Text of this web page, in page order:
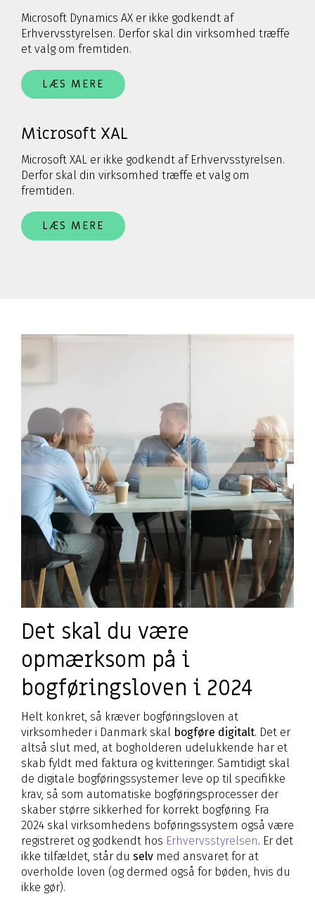
Microsoft Dynamics AX er ikke godkendt af
Erhvervsstyrelsen. Derfor skal din virksomhed træffe
et valg om fremtiden.
LÆS MERE
Microsoft XAL
Microsoft XAL er ikke godkendt af Erhvervsstyrelsen.
Derfor skal din virksomhed træffe et valg om
fremtiden.
LÆS MERE
Det skal du være
opmærksom på i
bogføringsloven i 2024
Helt konkret, så kræver bogføringsloven at
virksomheder i Danmark skal bogføre digitalt. Det er
altså slut med, at bogholderen udelukkende har et
skab fyldt med faktura og kvitteringer. Samtidigt skal
de digitale bogføringssystemer leve op til specifikke
krav, så som automatiske bogføringsprocesser der
skaber større sikkerhed for korrekt bogføring. Fra
2024 skal virksomhedens boføringssystem også være
registreret og godkendt hos Erhvervsstyrelsen. Er det
ikke tilfældet, står du selv med ansvaret for at
overholde loven (og dermed også for bøden, hvis du
ikke gør).